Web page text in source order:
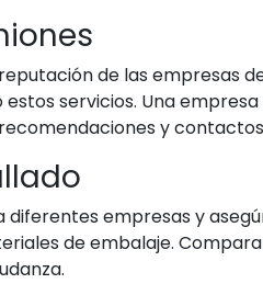
de las empresas
servicios. Una
y
diferentes empresas y
de embalaje.